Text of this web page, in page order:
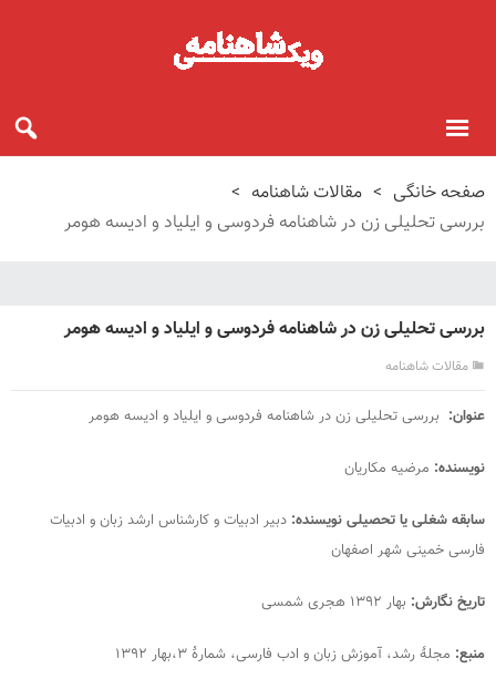
صفحه خانگی > مقالات شاهنامه >
بررسی تحلیلی زن در شاهنامه فردوسی و ایلیاد و ادیسه هومر
بررسی تحلیلی زن در شاهنامه فردوسی و ایلیاد و ادیسه هومر
مقالات شاهنامه
عنوان: بررسی تحلیلی زن در شاهنامه فردوسی و ایلیاد و ادیسه هومر
نویسنده: مرضیه مکاریان
سابقه شغلی یا تحصیلی نویسنده: دبیر ادبیات و کارشناس ارشد زبان و ادبیات
فارسی خمینی شهر اصفهان
تاریخ نگارش: بهار ۱۳۹۲ هجری شمسی
منبع: مجلۀ رشد، آموزش زبان و ادب فارسی، شمارۀ ۳،بهار ۱۳۹۲